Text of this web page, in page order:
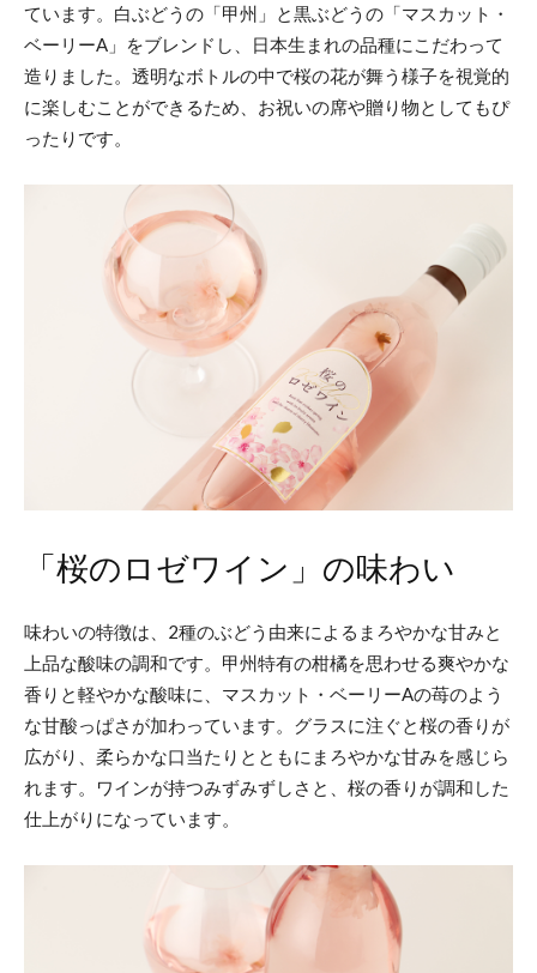
ています。白ぶどうの「甲州」と黒ぶどうの「マスカット・
ベーリーA」をブレンドし、日本生まれの品種にこだわって
造りました。透明なボトルの中で桜の花が舞う様子を視覚的
に楽しむことができるため、お祝いの席や贈り物としてもぴ
ったりです。
「桜のロゼワイン」の味わい
味わいの特徴は、2種のぶどう由来によるまろやかな甘みと
上品な酸味の調和です。甲州特有の柑橘を思わせる爽やかな
香りと軽やかな酸味に、マスカット・ベーリーAの苺のよう
な甘酸っぱさが加わっています。グラスに注ぐと桜の香りが
広がり、柔らかな口当たりとともにまろやかな甘みを感じら
れます。ワインが持つみずみずしさと、桜の香りが調和した
仕上がりになっています。